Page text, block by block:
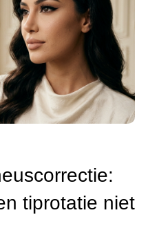
tiprotatie niet